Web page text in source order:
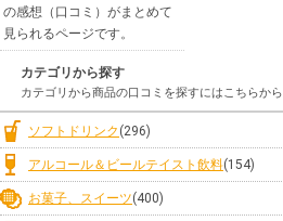
の感想（口コミ）がまとめて
見られるページです。
カテゴリから探す
カテゴリから商品の口コミを探すにはこちらから
ソフトドリンク (296)
アルコール＆ビールテイスト飲料(154)
お菓子、スイーツ(400)